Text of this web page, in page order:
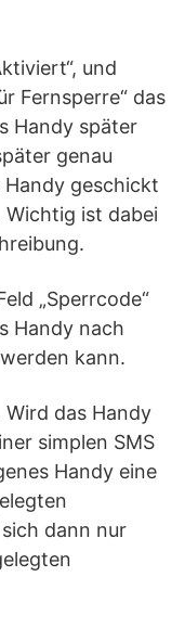
und
Fernsperre“ das
Handy später
genau
Handy geschickt
ist dabei
„Sperrcode“
Handy nach
kann.
Wird das Handy
simplen SMS
Handy eine
dann nur